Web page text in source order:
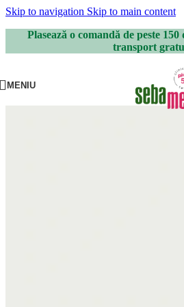
Skip to navigation Skip to main content
Plasează o comandă de peste 150
transport
MENIU